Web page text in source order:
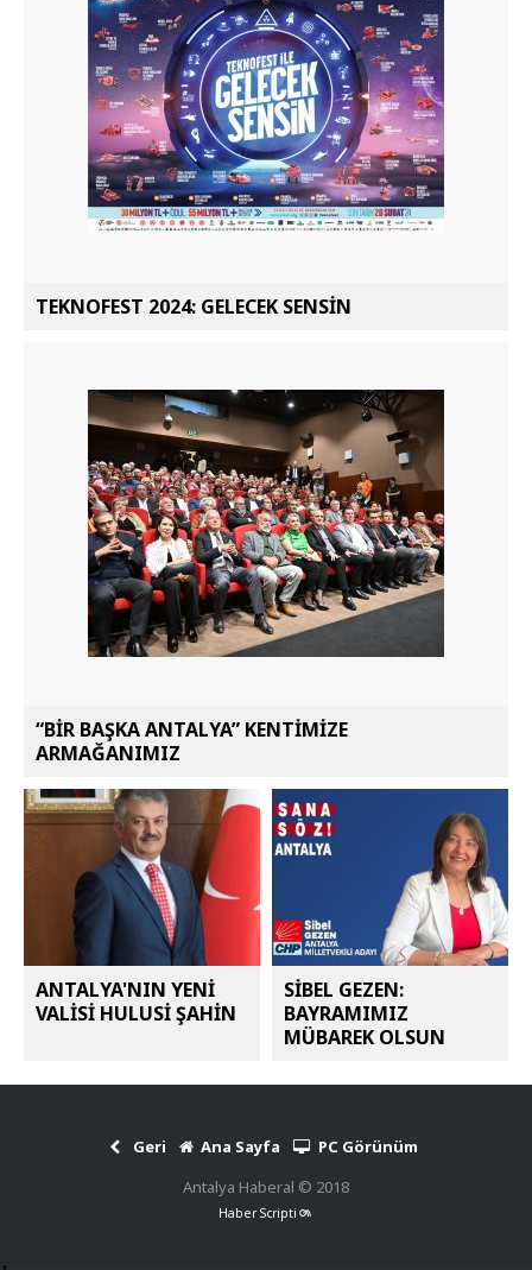
TEKNOFEST 2024: GELECEK SENSİN
“BİR BAŞKA ANTALYA” KENTİMİZE
ARMAĞANIMIZ
ANTALYA'NIN YENİ
VALİSİ HULUSİ ŞAHİN
SİBEL GEZEN:
BAYRAMIMIZ
MÜBAREK OLSUN
Geri Ana Sayfa
PC Görünüm
Antalya Haberal © 2018
Haber Scripti